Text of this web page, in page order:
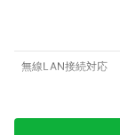
無線LAN接続対応